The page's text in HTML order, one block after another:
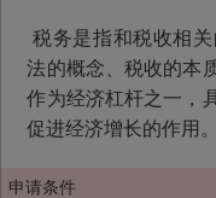
税务是指和税收相
法的概念、税收的本
作为经济杠杆之一，
促进经济增长的作用。
申请条件